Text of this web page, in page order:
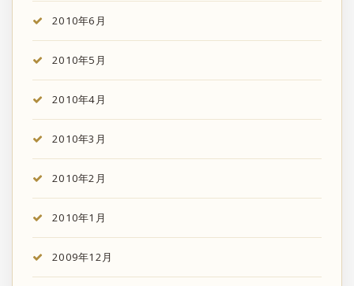
2010年6月
2010年5月
2010年4月
2010年3月
2010年2月
2010年1月
2009年12月